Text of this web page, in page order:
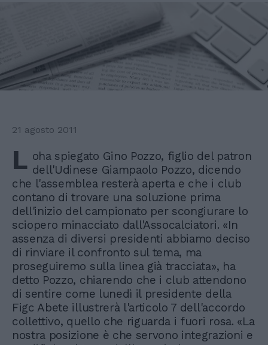
21 agosto 2011
L oha spiegato Gino Pozzo, figlio del patron
dell'Udinese Giampaolo Pozzo, dicendo
che l'assemblea resterà aperta e che i club
contano di trovare una soluzione prima
dell'inizio del campionato per scongiurare lo
sciopero minacciato dall'Assocalciatori. «In
assenza di diversi presidenti abbiamo deciso
di rinviare il confronto sul tema, ma
proseguiremo sulla linea già tracciata», ha
detto Pozzo, chiarendo che i club attendono
di sentire come lunedì il presidente della
Figc Abete illustrerà l'articolo 7 dell'accordo
collettivo, quello che riguarda i fuori rosa. «La
nostra posizione è che servono integrazioni e